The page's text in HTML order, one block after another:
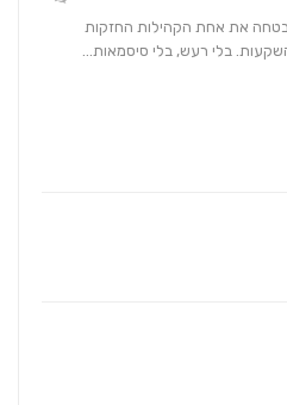
את אחת הקהילות החזקות
בלי רעש, בלי סיסמאות…